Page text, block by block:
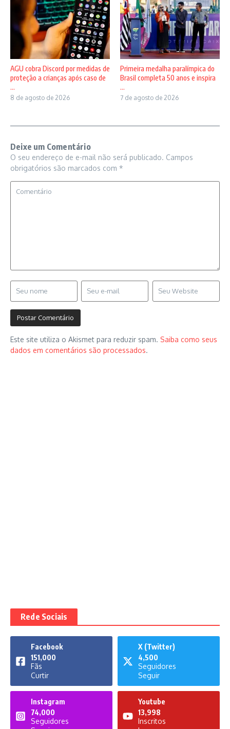
AGU cobra Discord por medidas de
proteção a crianças após caso de
...
8 de agosto de 2026
Primeira medalha paralímpica do
Brasil completa 50 anos e inspira
...
7 de agosto de 2026
Deixe um Comentário
O seu endereço de e-mail não será publicado. Campos
obrigatórios são marcados com *
Este site utiliza o Akismet para reduzir spam. Saiba como seus
dados em comentários são processados.
Rede Sociais
Facebook
151,000
Fãs
Curtir
X (Twitter)
4,500
Seguidores
Seguir
Instagram
74,000
Seguidores
Youtube
13,998
Inscritos